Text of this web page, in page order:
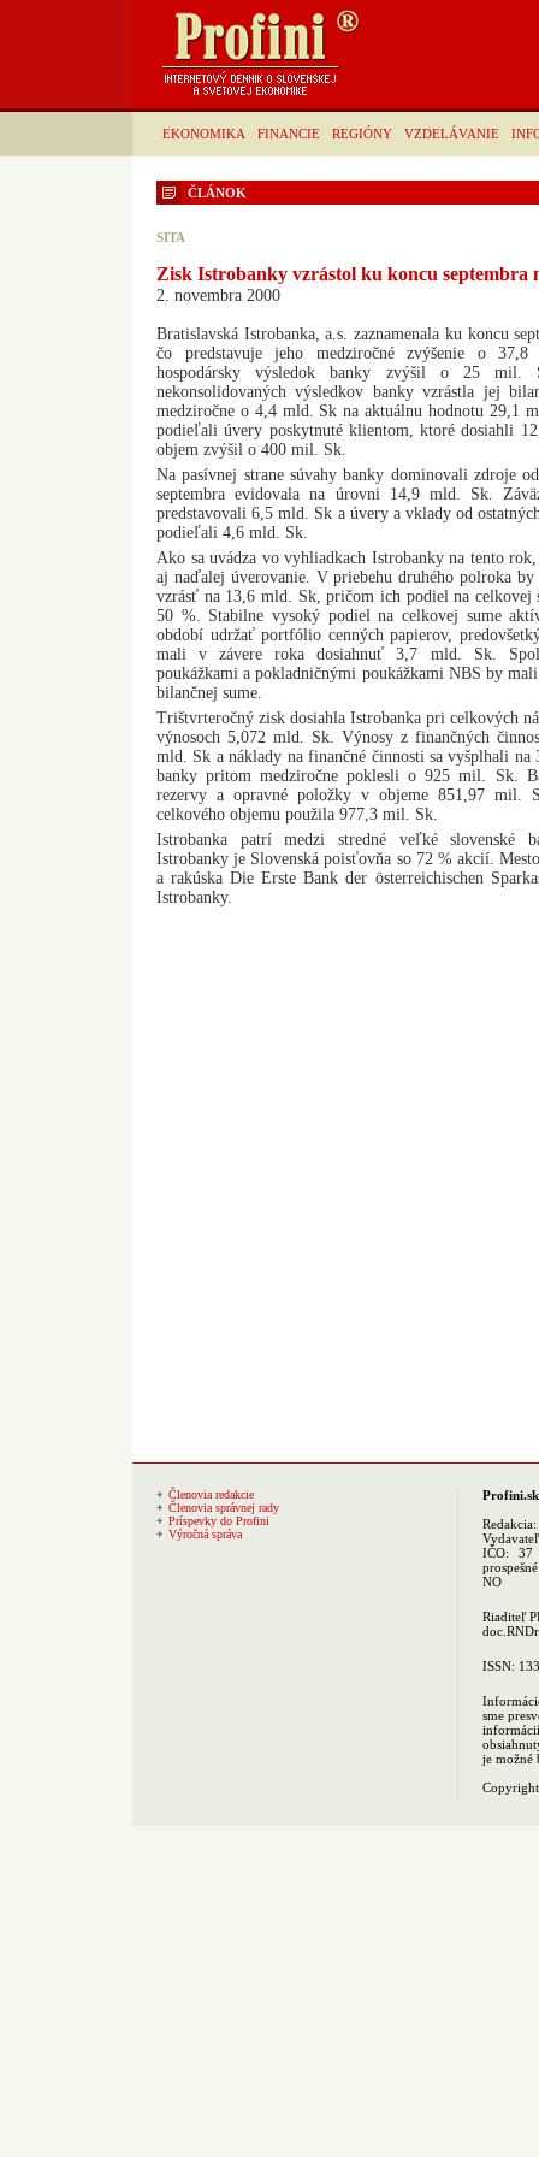
EKONOMIKA FINANCIE REGIÓNY VZDELÁVANIE
ČLÁNOK
SITA
Zisk Istrobanky vzrástol ku koncu septembra
2. novembra 2000
Bratislavská Istrobanka, a.s. zaznamenala ku koncu
čo predstavuje jeho medziročné zvýšenie o
hospodársky výsledok banky zvýšil o 25 mil.
nekonsolidovaných výsledkov banky vzrástla jej
medziročne o 4,4 mld. Sk na aktuálnu hodnotu 29,1
podieľali úvery poskytnuté klientom, ktoré dosiahli
objem zvýšil o 400 mil. Sk.
Na pasívnej strane súvahy banky dominovali zdroje
septembra evidovala na úrovni 14,9 mld. Sk.
predstavovali 6,5 mld. Sk a úvery a vklady od
podieľali 4,6 mld. Sk.
Ako sa uvádza vo vyhliadkach Istrobanky na tento
aj naďalej úverovanie. V priebehu druhého polroka
vzrásť na 13,6 mld. Sk, pričom ich podiel na celkovej
50 %. Stabilne vysoký podiel na celkovej sume
období udržať portfólio cenných papierov,
mali v závere roka dosiahnuť 3,7 mld. Sk.
poukážkami a pokladničnými poukážkami NBS by
bilančnej sume.
Trištvrteročný zisk dosiahla Istrobanka pri celkových
výnosoch 5,072 mld. Sk. Výnosy z finančných
mld. Sk a náklady na finančné činnosti sa vyšplhali
banky pritom medziročne poklesli o 925 mil. Sk.
rezervy a opravné položky v objeme 851,97 mil.
celkového objemu použila 977,3 mil. Sk.
Istrobanka patrí medzi stredné veľké slovenské
Istrobanky je Slovenská poisťovňa so 72 % akcií.
a rakúska Die Erste Bank der österreichischen
Istrobanky.
Členovia redakcie
Členovia správnej rady
Príspevky do Profini
Výročná správa
Profini.sk
Redakcia:
IČO: 37
NO
Riaditeľ
ISSN:
sme
je možné